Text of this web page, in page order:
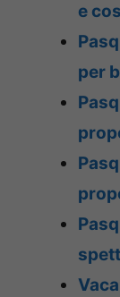
e
per